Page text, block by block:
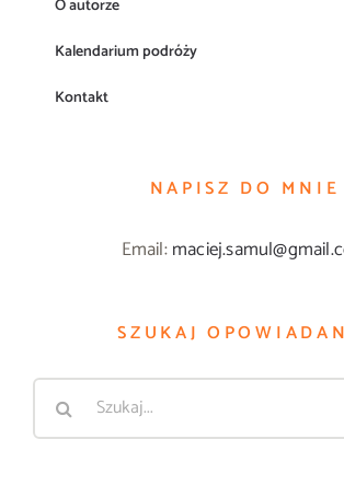
O autorze
Kalendarium podróży
Kontakt
NAPISZ DO MNIE
Email:
SZUKAJ